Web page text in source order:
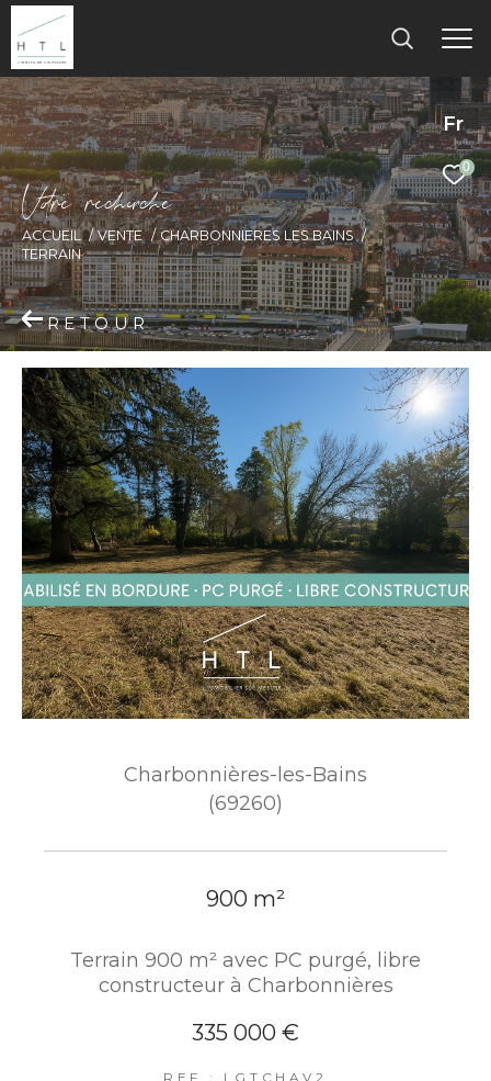
Fr
0
Vore recece
ACCUEIL VENTE
CHARBONNIERES LES BAINS
TERRAIN
RETOUR
Charbonnières-les-Bains
(69260)
900 m²
Terrain 900 m² avec PC purgé, libre
constructeur à Charbonnières
335 000 €
REF : LGTCHAV2